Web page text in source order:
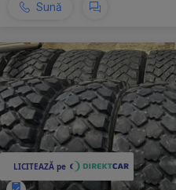
Sună